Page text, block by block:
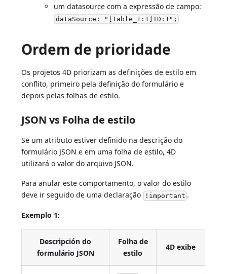
um datasource com a expressão de campo:
dataSource: "[Table_1:1]ID:1";
Ordem de prioridade
Os projetos 4D priorizam as definições de estilo em
conflito, primeiro pela definição do formulário e
depois pelas folhas de estilo.
JSON vs Folha de estilo
Se um atributo estiver definido na descrição do
formulário JSON e em uma folha de estilo, 4D
utilizará o valor do arquivo JSON.
Para anular este comportamento, o valor do estilo
deve ir seguido de uma declaração !important .
Exemplo 1:
Descripción do
formulário JSON
Folha de
estilo
4D exibe